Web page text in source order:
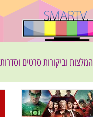
המלצות וביקורות סרטים וסדרות